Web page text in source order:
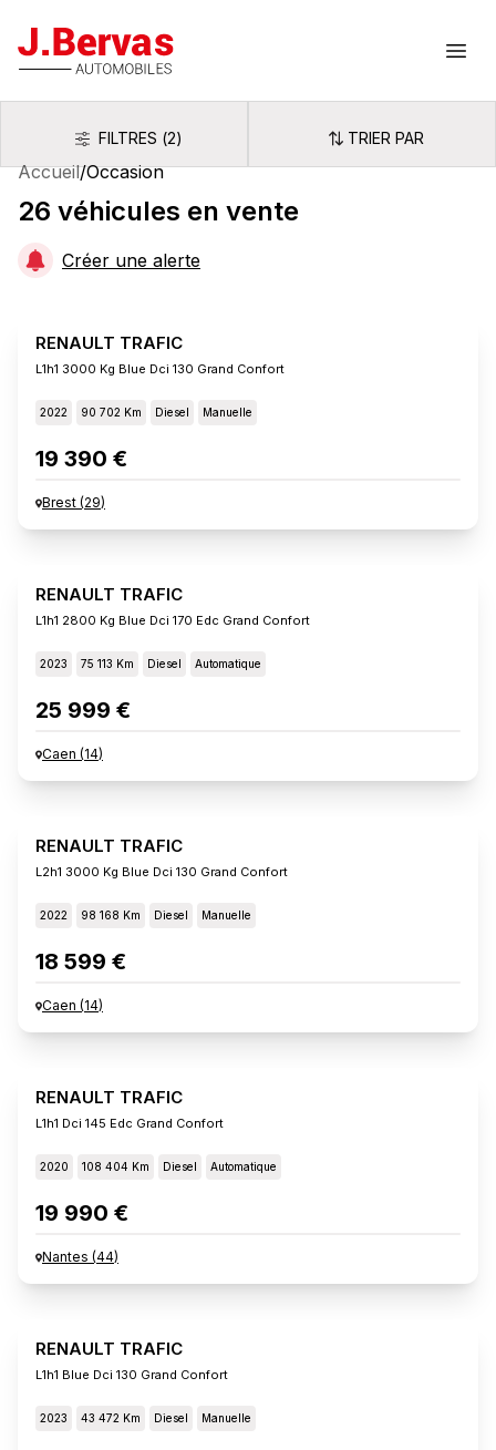
J.Bervas
FiltresFILTRES (2) Trier par
TRIER PAR
Accueil/Occasion
26 véhicules en vente
Créer une alerte
RENAULT TRAFIC
L1h1 3000 Kg Blue Dci 130 Grand Confort
2022 90 702 Km Diesel Manuelle
19 390 €
Brest (29)
RENAULT TRAFIC
L1h1 2800 Kg Blue Dci 170 Edc Grand Confort
2023 75 113 Km Diesel Automatique
25 999 €
Caen (14)
RENAULT TRAFIC
L2h1 3000 Kg Blue Dci 130 Grand Confort
2022 98 168 Km Diesel Manuelle
18 599 €
Caen (14)
RENAULT TRAFIC
L1h1 Dci 145 Edc Grand Confort
2020 108 404 Km Diesel Automatique
19 990 €
Nantes (44)
RENAULT TRAFIC
L1h1 Blue Dci 130 Grand Confort
2023 43 472 Km Diesel Manuelle